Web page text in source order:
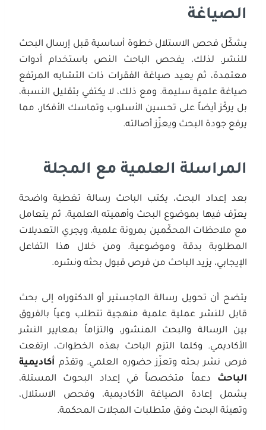
الصياغة
يشكّل فحص الاستلال خطوة أساسية قبل إرسال البحث
للنشر. لذلك، يفحص الباحث النص باستخدام أدوات
معتمدة، ثم يعيد صياغة الفقرات ذات التشابه المرتفع
صياغة علمية سليمة. ومع ذلك، لا يكتفي بتقليل النسبة،
بل يركّز أيضاً على تحسين الأسلوب وتماسك الأفكار، مما
يرفع جودة البحث ويعزّز أصالته.
المراسلة العلمية مع المجلة
بعد إعداد البحث، يكتب الباحث رسالة تغطية واضحة
يعرّف فيها بموضوع البحث وأهميته العلمية. ثم يتعامل
مع ملاحظات المحكّمين بمرونة علمية، ويجري التعديلات
المطلوبة بدقة وموضوعية. ومن خلال هذا التفاعل
الإيجابي، يزيد الباحث من فرص قبول بحثه ونشره.
يتضح أن تحويل رسالة الماجستير أو الدكتوراه إلى بحث
قابل للنشر عملية علمية منهجية تتطلب وعياً بالفروق
بين الرسالة والبحث المنشور، والتزاماً بمعايير النشر
الأكاديمي. وكلما التزم الباحث بهذه الخطوات، ارتفعت
فرص نشر بحثه وتعزّز حضوره العلمي. وتقدّم أكاديمية
الباحث دعماً متخصصاً في إعداد البحوث المستلة،
يشمل إعادة الصياغة الأكاديمية، وفحص الاستلال،
وتهيئة البحث وفق متطلبات المجلات المحكمة.